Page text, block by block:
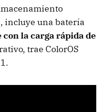
incluye una batería
la carga rápida de
trae ColorOS